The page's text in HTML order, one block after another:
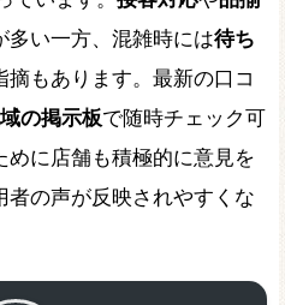
多い一方、混雑時には待ち
もあります。最新の口コ
の掲示板で随時チェック可
に店舗も積極的に意見を
の声が反映されやすくな